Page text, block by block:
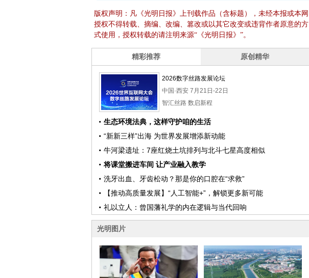
版权声明：凡《光明日报》上刊载作品（含标题），未经本报或本网
授权不得转载、摘编、改编、篡改或以其它改变或违背作者原意的方
式使用，授权转载的请注明来源“《光明日报》”。